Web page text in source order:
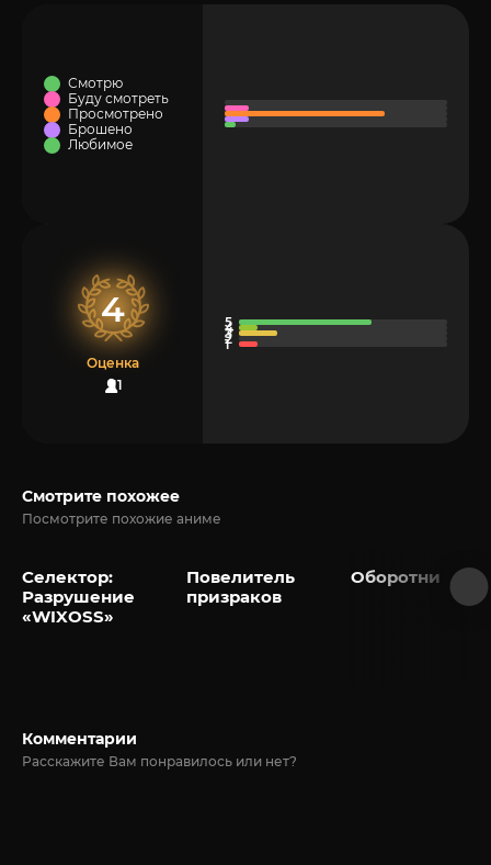
Смотрю
Буду смотреть
Просмотрено
Брошено
Любимое
4
Оценка
11
Смотрите похожее
Посмотрите похожие аниме
Селектор:
Разрушение
«WIXOSS»
Повелитель
призраков
Оборотни
Комментарии
Расскажите Вам понравилось или нет?